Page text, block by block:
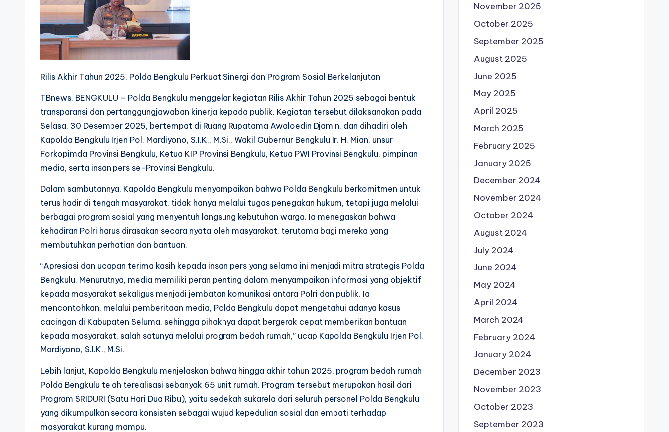
Rilis Akhir Tahun 2025, Polda Bengkulu Perkuat Sinergi dan Program Sosial Berkelanjutan
TBnews, BENGKULU – Polda Bengkulu menggelar kegiatan Rilis Akhir Tahun 2025 sebagai bentuk
transparansi dan pertanggungjawaban kinerja kepada publik. Kegiatan tersebut dilaksanakan pada
Selasa, 30 Desember 2025, bertempat di Ruang Rupatama Awaloedin Djamin, dan dihadiri oleh
Kapolda Bengkulu Irjen Pol. Mardiyono, S.I.K., M.Si., Wakil Gubernur Bengkulu Ir. H. Mian, unsur
Forkopimda Provinsi Bengkulu, Ketua KIP Provinsi Bengkulu, Ketua PWI Provinsi Bengkulu, pimpinan
media, serta insan pers se-Provinsi Bengkulu.
Dalam sambutannya, Kapolda Bengkulu menyampaikan bahwa Polda Bengkulu berkomitmen untuk
terus hadir di tengah masyarakat, tidak hanya melalui tugas penegakan hukum, tetapi juga melalui
berbagai program sosial yang menyentuh langsung kebutuhan warga. Ia menegaskan bahwa
kehadiran Polri harus dirasakan secara nyata oleh masyarakat, terutama bagi mereka yang
membutuhkan perhatian dan bantuan.
“Apresiasi dan ucapan terima kasih kepada insan pers yang selama ini menjadi mitra strategis Polda
Bengkulu. Menurutnya, media memiliki peran penting dalam menyampaikan informasi yang objektif
kepada masyarakat sekaligus menjadi jembatan komunikasi antara Polri dan publik. Ia
mencontohkan, melalui pemberitaan media, Polda Bengkulu dapat mengetahui adanya kasus
cacingan di Kabupaten Seluma, sehingga pihaknya dapat bergerak cepat memberikan bantuan
kepada masyarakat, salah satunya melalui program bedah rumah,” ucap Kapolda Bengkulu Irjen Pol.
Mardiyono, S.I.K., M.Si.
Lebih lanjut, Kapolda Bengkulu menjelaskan bahwa hingga akhir tahun 2025, program bedah rumah
Polda Bengkulu telah terealisasi sebanyak 65 unit rumah. Program tersebut merupakan hasil dari
Program SRIDURI (Satu Hari Dua Ribu), yaitu sedekah sukarela dari seluruh personel Polda Bengkulu
yang dikumpulkan secara konsisten sebagai wujud kepedulian sosial dan empati terhadap
masyarakat kurang mampu.
November 2025
October 2025
September 2025
August 2025
June 2025
May 2025
April 2025
March 2025
February 2025
January 2025
December 2024
November 2024
October 2024
August 2024
July 2024
June 2024
May 2024
April 2024
March 2024
February 2024
January 2024
December 2023
November 2023
October 2023
September 2023